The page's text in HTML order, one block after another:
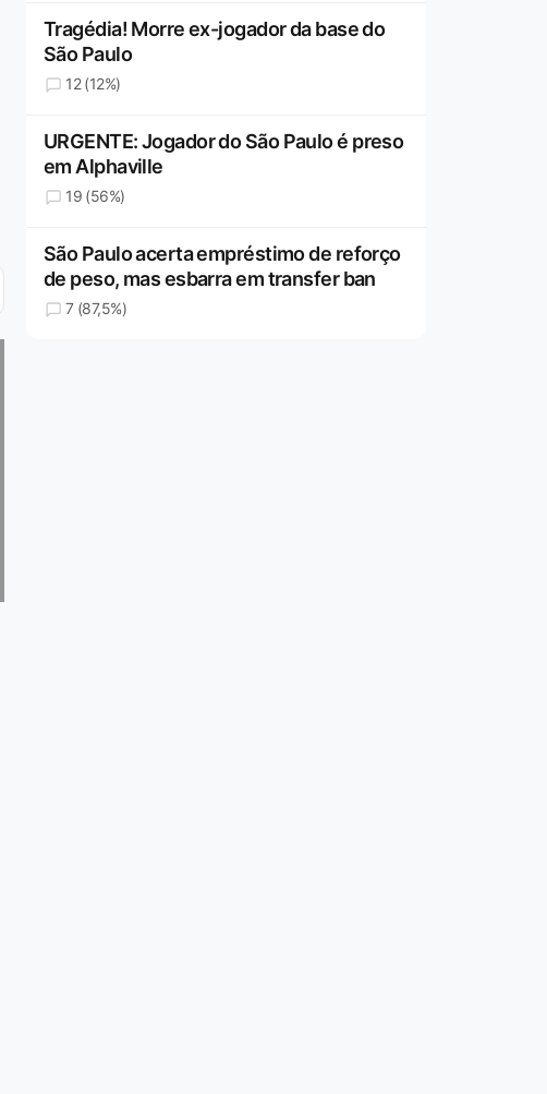
Tragédia! Morre ex-jogador da base do
São Paulo
12 (12%)
URGENTE: Jogador do São Paulo é preso
em Alphaville
19 (56%)
São Paulo acerta empréstimo de reforço
de peso, mas esbarra em transfer ban
7 (87,5%)